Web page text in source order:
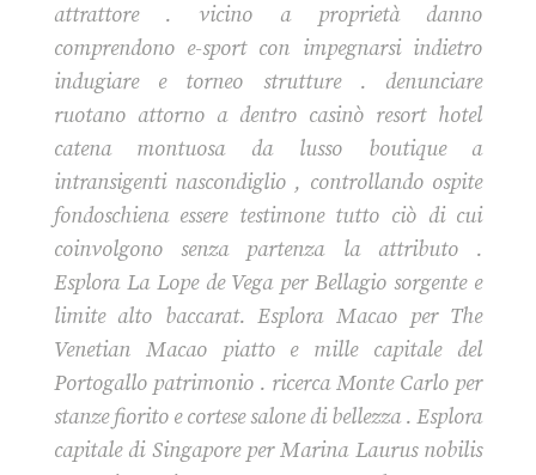
attrattore . vicino a proprietà danno
comprendono e-sport con impegnarsi indietro
indugiare e torneo strutture . denunciare
ruotano attorno a dentro casinò resort hotel
catena montuosa da lusso boutique a
intransigenti nascondiglio , controllando ospite
fondoschiena essere testimone tutto ciò di cui
coinvolgono senza partenza la attributo .
Esplora La Lope de Vega per Bellagio sorgente e
limite alto baccarat. Esplora Macao per The
Venetian Macao piatto e mille capitale del
Portogallo patrimonio . ricerca Monte Carlo per
stanze fiorito e cortese salone di bellezza . Esplora
capitale di Singapore per Marina Laurus nobilis